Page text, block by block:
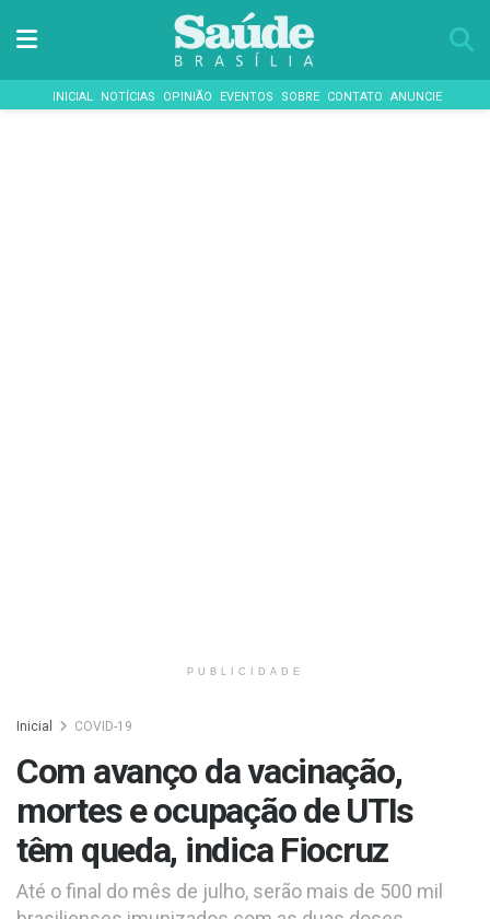
INICIAL NOTÍCIAS OPINIÃO EVENTOS SOBRE CONTATO ANUNCIE
PUBLICIDADE
Inicial COVID-19
Com avanço da vacinação,
mortes e ocupação de UTIs
têm queda, indica Fiocruz
Até o final do mês de julho, serão mais de 500 mil